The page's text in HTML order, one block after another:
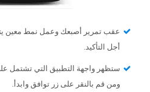
عقب تمرير أصبعك وعمل نمط معين
أجل التأكيد.
ستظهر واجهة التطبيق التي تشتمل
ومن قم بالنقر على زر توافق وابدأ.